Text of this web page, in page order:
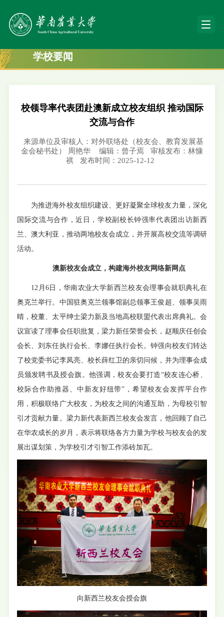
学校要闻
校领导率代表团赴澳新成立校友组织 推动国际
交流与合作
来源单位及审核人：对外联络处（校友会、教育发展基
金会秘书处） 周艳华
编辑：曾子焉
审核发布：林慷
祺
发布时间：2025-12-12
为推进海外校友组织建设、更好凝聚全球校友力量，深化
国际交流与合作，近日，学校副校长钟强率代表团出访新西
兰、澳大利亚，推动两地校友会成立，并开展高校交流等调研
活动。
澳新校友会成立，构建海外校友网络新网点
12月6日，华南农业大学新西兰校友会理事会就职典礼在
奥克兰举行。中国驻奥克兰领事馆副总领事王俊超、领事吴雨
晴，校董、太平绅士梁力新及当地高校联盟代表出席典礼。会
议宣读了理事会任职批复，梁力新任荣誉会长，赵顺庆任创会
会长、刘东任执行会长、李娜任执行会长。钟强向校友们转达
了校党委书记李凤亮、校长薛红卫的亲切问候，并为理事会成
员颁发聘书及授会旗。他强调，校友会要打造“校友连心桥、
校际合作助推器、中新友好纽带”，希望校友会发挥平台作
用，积极联络广大校友，为校友之间的沟通互助，为母校引智
引才贡献力量。梁力新代表新西兰校友会发言，他回顾了自己
在华农成长的岁月，表示将联络各方力量为学校与校友会的发
展出谋划策，为学校引才引智工作添砖加瓦。
向新西兰校友会授会旗